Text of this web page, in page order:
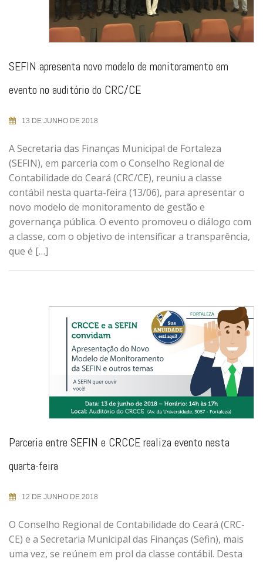
SEFIN apresenta novo modelo de monitoramento em
evento no auditório do CRC/CE
13 DE JUNHO DE 2018
A Secretaria das Finanças Municipal de Fortaleza
(SEFIN), em parceria com o Conselho Regional de
Contabilidade do Ceará (CRC/CE), reuniu a classe
contábil nesta quarta-feira (13/06), para apresentar o
novo modelo de monitoramento de gestão e
governança pública. O evento promoveu o diálogo com
a classe, com o objetivo de intensificar a transparência,
que é […]
Parceria entre SEFIN e CRCCE realiza evento nesta
quarta-feira
12 DE JUNHO DE 2018
O Conselho Regional de Contabilidade do Ceará (CRC-
CE) e a Secretaria Municipal das Finanças (Sefin), mais
uma vez, se reúnem em prol da classe contábil. Desta